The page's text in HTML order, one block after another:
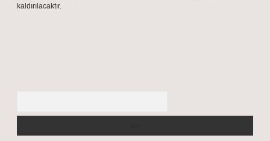
kaldırılacaktır.